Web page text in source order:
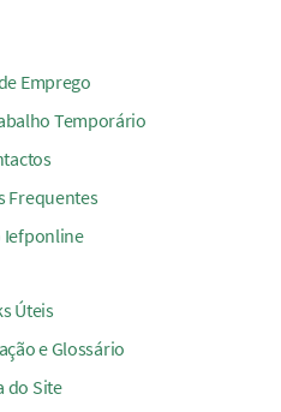
Emprego
Temporário
Frequentes
Iefponline
Úteis
e Glossário
do Site